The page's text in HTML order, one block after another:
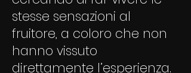
stesse sensazioni al
fruitore, a coloro che non
hanno vissuto
direttamente l’esperienza.